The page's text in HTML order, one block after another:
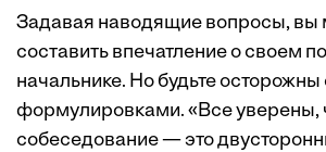
Задавая наводящие вопросы, вы
составить впечатление о своем
начальнике. Но будьте осторожны
формулировками. «Все уверены,
собеседование — это